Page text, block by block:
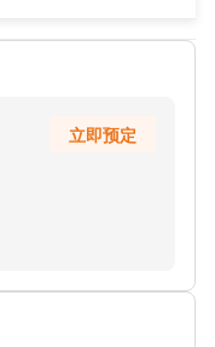
立即预定